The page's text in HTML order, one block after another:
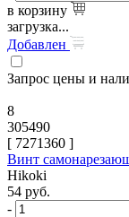
в корзину
загрузка...
Добавлен
Запрос цены и
8
305490
[ 7271360 ]
Винт
Hikoki
54 руб.
-